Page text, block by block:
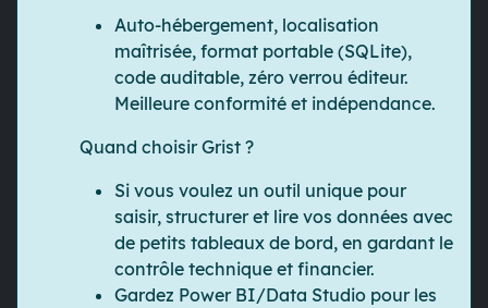
Auto-hébergement, localisation
maîtrisée, format portable (SQLite),
code auditable, zéro verrou éditeur.
Meilleure conformité et indépendance.
Quand choisir Grist ?
Si vous voulez un outil unique pour
saisir, structurer et lire vos données avec
de petits tableaux de bord, en gardant le
contrôle technique et financier.
Gardez Power BI/Data Studio pour les